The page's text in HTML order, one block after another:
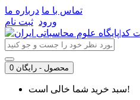
تماس با ما درباره ما
ورود ثبت نام
0 محصول - رایگان
سبد خرید شما خالی است!